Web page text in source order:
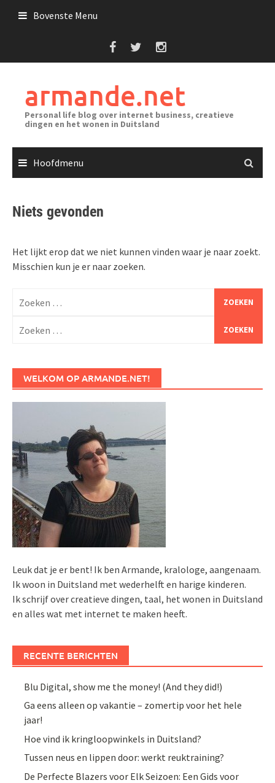
Bovenste Menu
armande.net
Personal life blog over internet business, creatieve
dingen en het wonen in Duitsland
Hoofdmenu
Niets gevonden
Het lijkt erop dat we niet kunnen vinden waar je naar zoekt.
Misschien kun je er naar zoeken.
naar:
naar:
WELKOM OP ARMANDE.NET!
Leuk dat je er bent! Ik ben Armande, kralologe, aangenaam.
Ik woon in Duitsland met wederhelft en harige kinderen.
Ik schrijf over creatieve dingen, taal, het wonen in Duitsland
en alles wat met internet te maken heeft.
RECENTE BERICHTEN
Blu Digital, show me the money! (And they did!)
Ga eens alleen op vakantie – zomertip voor het hele
jaar!
Hoe vind ik kringloopwinkels in Duitsland?
Tussen neus en lippen door: werkt reuktraining?
De Perfecte Blazers voor Elk Seizoen: Een Gids voor